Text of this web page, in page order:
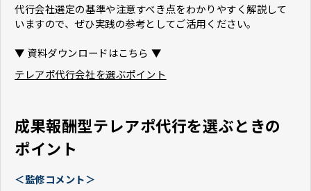
代行会社選定の基準や注意すべき点をわかりやすく解説して
いますので、ぜひ実践の参考としてご活用ください。
▼ 資料ダウンロードはこちら ▼
テレアポ代行会社を選ぶポイント
成果報酬型テレアポ代行を選ぶときの
ポイント
＜監修コメント＞